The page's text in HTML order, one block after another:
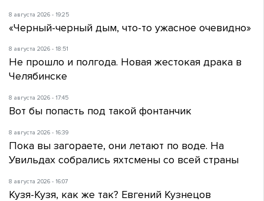
8 августа 2026 - 19:25
«Черный-черный дым, что-то ужасное очевидно»
8 августа 2026 - 18:51
Не прошло и полгода. Новая жестокая драка в
Челябинске
8 августа 2026 - 17:45
Вот бы попасть под такой фонтанчик
8 августа 2026 - 16:39
Пока вы загораете, они летают по воде. На
Увильдах собрались яхтсмены со всей страны
8 августа 2026 - 16:07
Кузя-Кузя, как же так? Евгений Кузнецов